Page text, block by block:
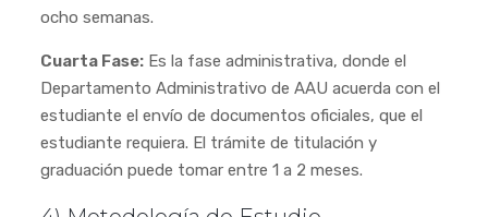
ocho semanas.
Cuarta Fase:Es la fase administrativa, donde el
Departamento Administrativo de AAU acuerda con el
estudiante el envío de documentos oficiales, que el
estudiante requiera. El trámite de titulación y
graduación puede tomar entre 1 a 2 meses.